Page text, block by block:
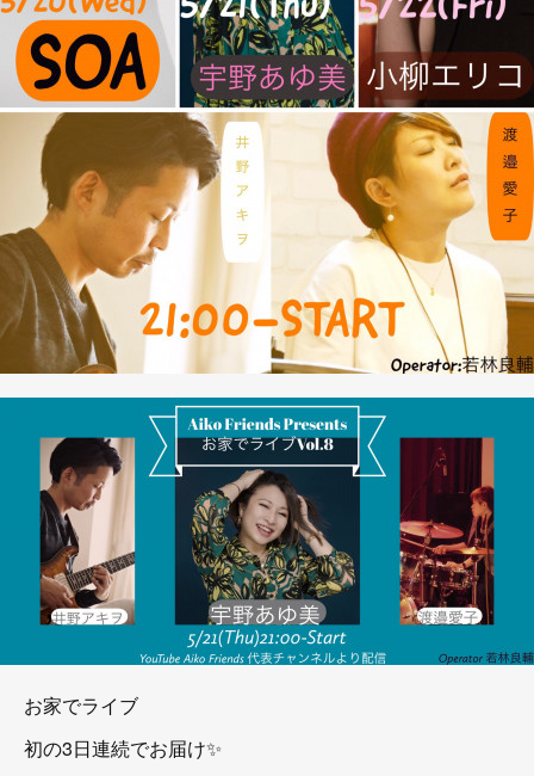
お家でライブ
初の3日連続でお届け✨